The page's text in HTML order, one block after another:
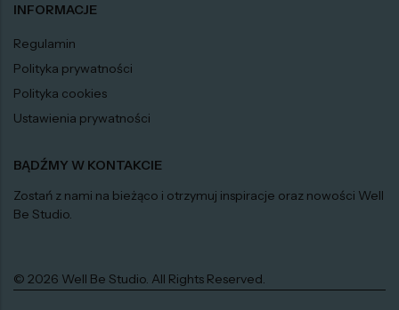
INFORMACJE
Regulamin
Polityka prywatności
Polityka cookies
Ustawienia prywatności
BĄDŹMY W KONTAKCIE
Zostań z nami na bieżąco i otrzymuj inspiracje oraz nowości Well
Be Studio.
© 2026 Well Be Studio. All Rights Reserved.